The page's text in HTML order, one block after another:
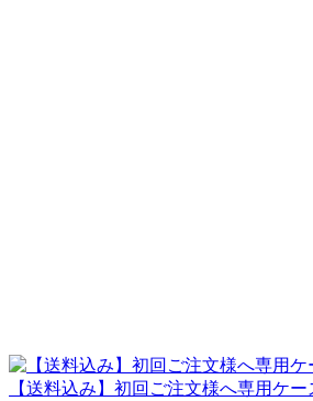
【送料込み】初回ご注文様へ専用ケ